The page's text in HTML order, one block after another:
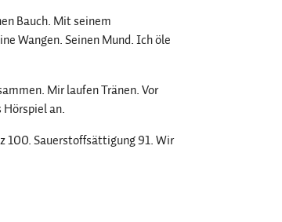
Bauch. Mit seinem
Wangen. Seinen Mund. Ich öle
Mir laufen Tränen. Vor
an.
100. Sauerstoffsättigung 91. Wir